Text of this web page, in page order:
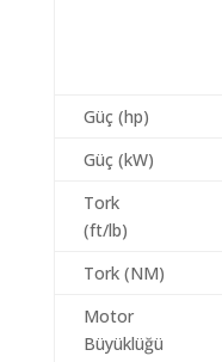
Güç (hp)
Güç (kW)
Tork
(ft/lb)
Tork (NM)
Motor
Büyüklüğü